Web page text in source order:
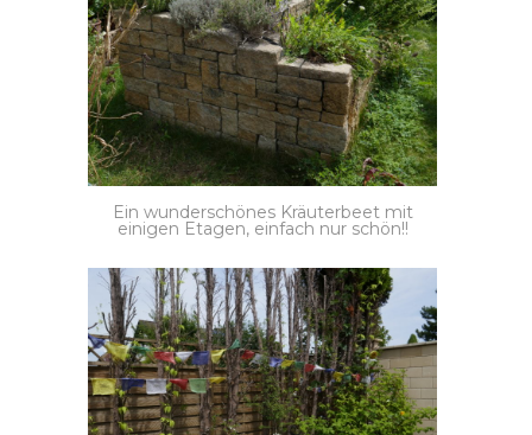
Ein wunderschönes Kräuterbeet mit
einigen Etagen, einfach nur schön!!